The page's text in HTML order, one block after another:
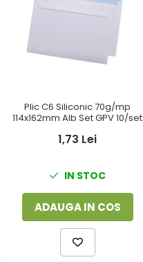
Plic C6 Siliconic 70g/mp
114x162mm Alb Set GPV 10/set
1,73 Lei
IN STOC
ADAUGA IN COS